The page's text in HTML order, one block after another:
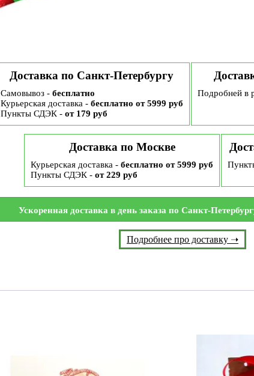
Доставка по Санкт-Петербургу
Самовывоз - бесплатно
Курьерская доставка - бесплатно от 5999 руб
Пункты СДЭК - от 179 руб
Подробней в
Доставка по Москве
Курьерская доставка - бесплатно от 5999 руб
Пункты СДЭК - от 229 руб
Ускоренная доставка в день заказа по Санкт-
Подробнее про доставку ➝